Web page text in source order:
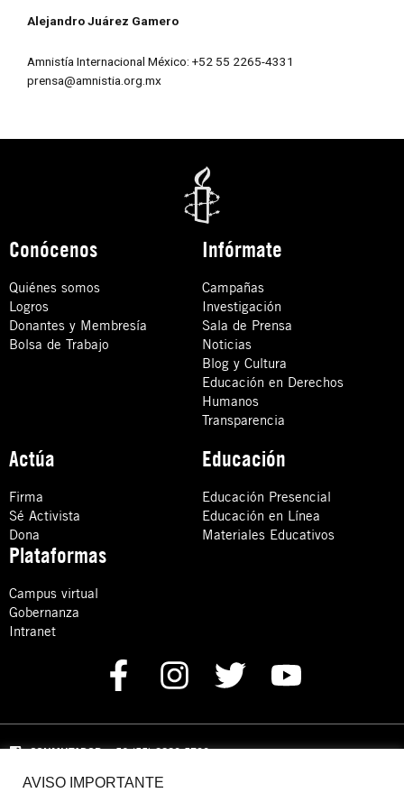
Alejandro Juárez Gamero
Amnistía Internacional México: +52 55 2265-4331
prensa@amnistia.org.mx
Conócenos
Quiénes somos
Logros
Donantes y Membresía
Bolsa de Trabajo
Infórmate
Campañas
Investigación
Sala de Prensa
Noticias
Blog y Cultura
Educación en Derechos
Humanos
Transparencia
Actúa
Firma
Sé Activista
Dona
Educación
Educación Presencial
Educación en Línea
Materiales Educativos
Plataformas
Campus virtual
Gobernanza
Intranet
CONMUTADOR: +52 (55) 8880 5730
Domicilio: Calle Hércules 13,
AVISO IMPORTANTE